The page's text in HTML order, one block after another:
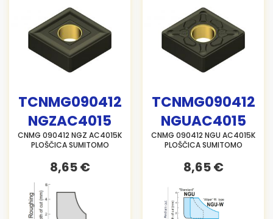
TCNMG090412
NGZAC4015
CNMG 090412 NGZ AC4015K
PLOŠČICA SUMITOMO
8,65 €
TCNMG090412
NGUAC4015
CNMG 090412 NGU AC4015K
PLOŠČICA SUMITOMO
8,65 €